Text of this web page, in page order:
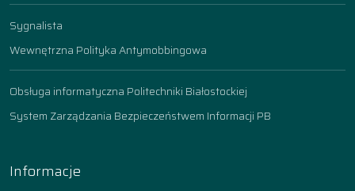
Sygnalista
Wewnętrzna Polityka Antymobbingowa
Obsługa informatyczna Politechniki Białostockiej
System Zarządzania Bezpieczeństwem Informacji PB
Informacje